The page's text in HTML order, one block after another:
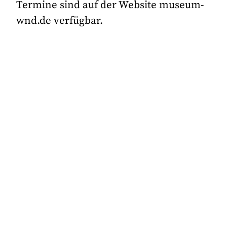
Termine sind auf der Website museum-
wnd.de verfügbar.